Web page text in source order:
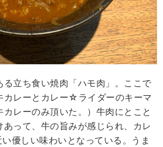
立ち食い焼肉「ハモ肉」。ここで
カレーとカレー☆ライダーのキーマ
レーのみ頂いた。）牛肉にとこと
って、牛の旨みが感じられ、カレ
優しい味わいとなっている。うま